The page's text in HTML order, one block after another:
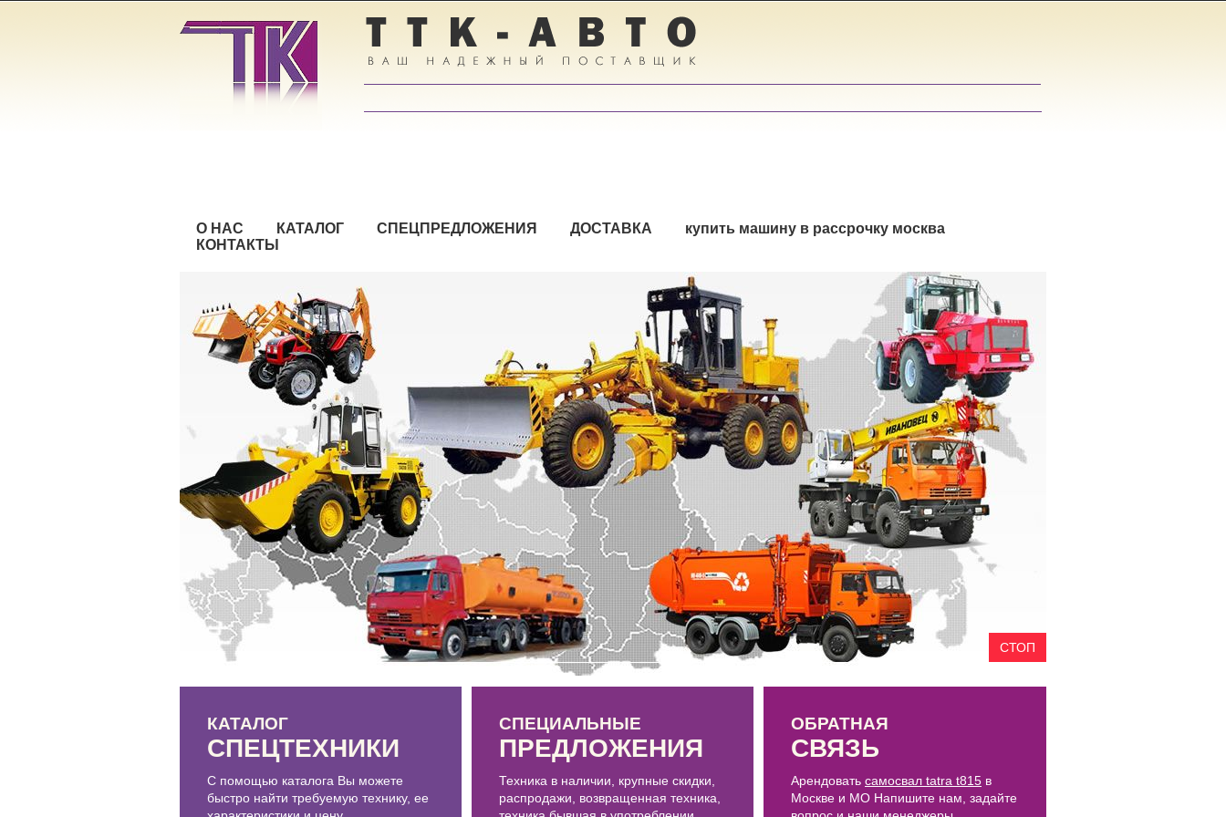
О НАС КАТАЛОГ СПЕЦПРЕДЛОЖЕНИЯ ДОСТАВКА
купить машину в рассрочку москва
КОНТАКТЫ
СТОП
КАТАЛОГ
СПЕЦТЕХНИКИ
C помощью каталога Вы можете
быстро найти требуемую технику, ее
СПЕЦИАЛЬНЫЕ
ПРЕДЛОЖЕНИЯ
Техника в наличии, крупные скидки,
распродажи, возвращенная техника,
ОБРАТНАЯ
СВЯЗЬ
Арендовать самосвал tatra t815 в
Москве и МО Напишите нам, задайте